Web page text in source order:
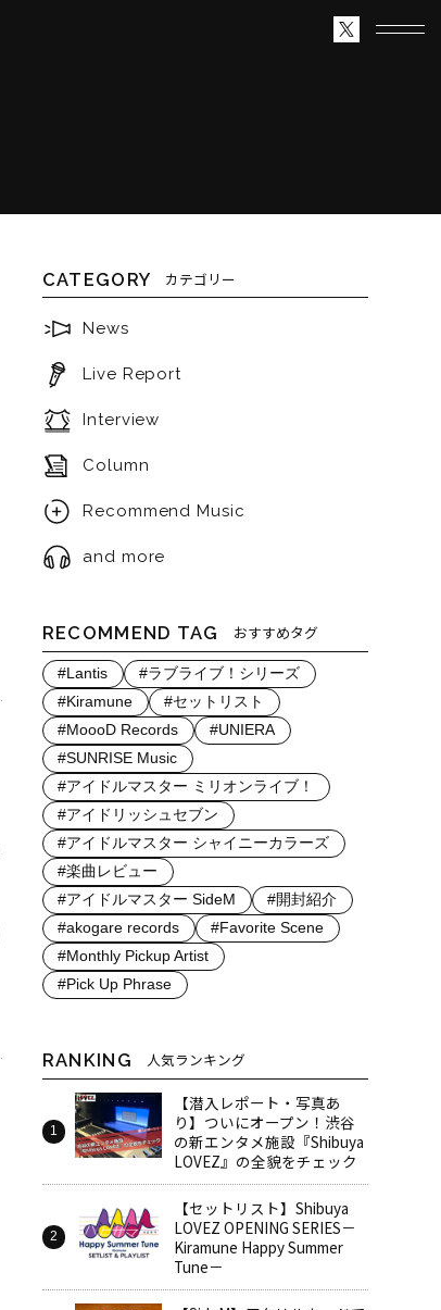
CATEGORY カテゴリー
News
Live Report
Interview
Column
Recommend Music
and more
RECOMMEND TAG おすすめタグ
#Lantis
#ラブライブ！シリーズ
#Kiramune
#セットリスト
#MoooD Records
#UNIERA
#SUNRISE Music
#アイドルマスター ミリオンライブ！
#アイドリッシュセブン
#アイドルマスター シャイニーカラーズ
#楽曲レビュー
#アイドルマスター SideM
#開封紹介
#akogare records
#Favorite Scene
#Monthly Pickup Artist
#Pick Up Phrase
RANKING 人気ランキング
【潜入レポート・写真あ
り】ついにオープン！渋谷
の新エンタメ施設『Shibuya
LOVEZ』の全貌をチェック
【セットリスト】Shibuya
LOVEZ OPENING SERIES－
Kiramune Happy Summer
Tune－